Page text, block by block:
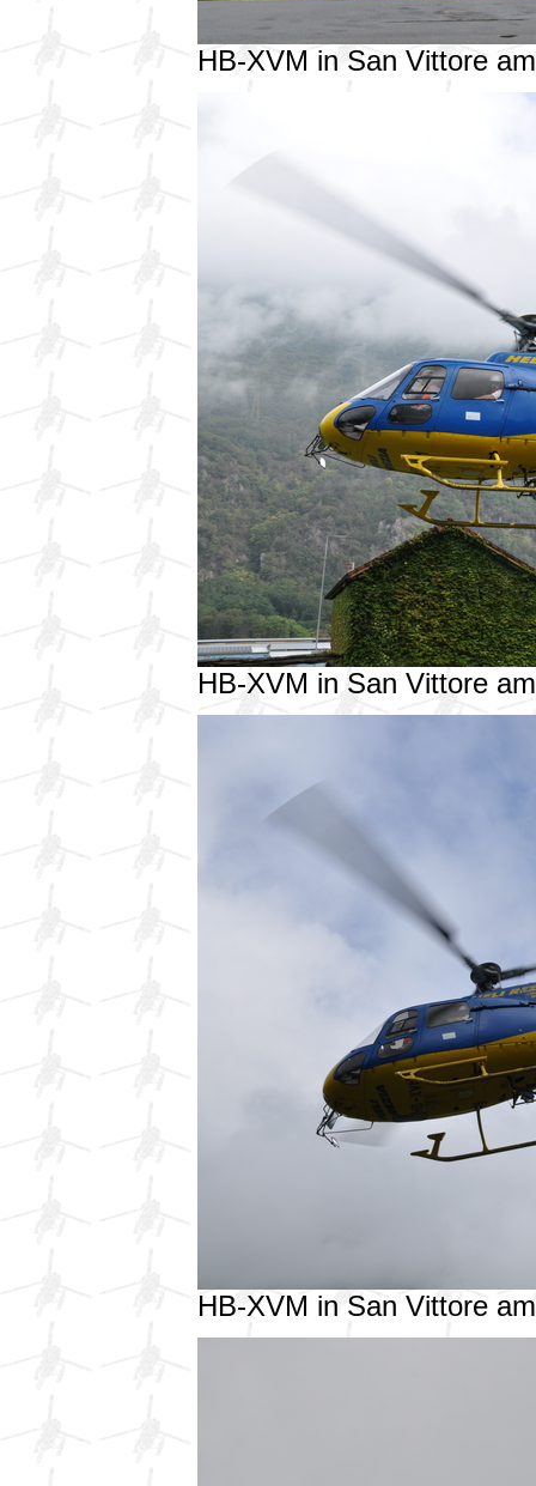
HB-XVM in San Vittore
HB-XVM in San Vittore
HB-XVM in San Vittore